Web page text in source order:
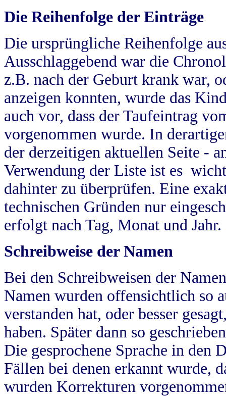
Die Reihenfolge der Einträge
Die ursprüngliche Reihenfolge
Ausschlaggebend war die
z.B. nach der Geburt krank war,
anzeigen konnten, wurde das
auch vor, dass der Taufeintrag
vorgenommen wurde. In
der derzeitigen aktuellen Seite -
Verwendung der Liste ist es
dahinter zu überprüfen. Eine
technischen Gründen nur
erfolgt nach Tag, Monat und Jahr.
Schreibweise der Namen
Bei den Schreibweisen der
Namen wurden offensichtlich so
verstanden hat, oder besser
haben. Später dann so
Die gesprochene Sprache in
Fällen bei denen erkannt wurde,
wurden Korrekturen